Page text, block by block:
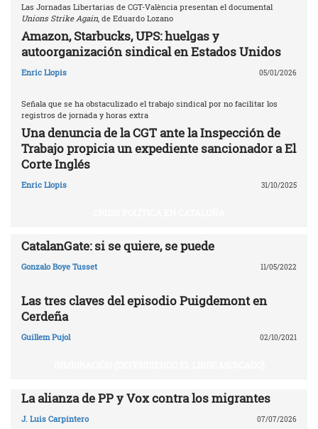
Las Jornadas Libertarias de CGT-València presentan el documental
Unions Strike Again , de Eduardo Lozano
Amazon, Starbucks, UPS: huelgas y
autoorganización sindical en Estados Unidos
Enric Llopis 05/01/2026
Señala que se ha obstaculizado el trabajo sindical por no facilitar los
registros de jornada y horas extra
Una denuncia de la CGT ante la Inspección de
Trabajo propicia un expediente sancionador a El
Corte Inglés
Enric Llopis 31/10/2025
CatalanGate: si se quiere, se puede
Gonzalo Boye Tusset 11/05/2022
Las tres claves del episodio Puigdemont en
Cerdeña
Guillem Pujol 02/10/2021
La alianza de PP y Vox contra los migrantes
J. Luis Carpintero 07/07/2026